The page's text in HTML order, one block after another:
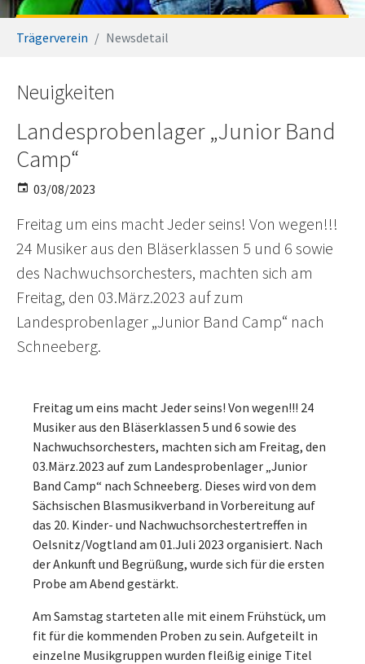
Trägerverein Newsdetail
Neuigkeiten
Landesprobenlager „Junior Band
Camp“
03/08/2023
Freitag um eins macht Jeder seins! Von wegen!!!
24 Musiker aus den Bläserklassen 5 und 6 sowie
des Nachwuchsorchesters, machten sich am
Freitag, den 03.März.2023 auf zum
Landesprobenlager „Junior Band Camp“ nach
Schneeberg.
Freitag um eins macht Jeder seins! Von wegen!!! 24
Musiker aus den Bläserklassen 5 und 6 sowie des
Nachwuchsorchesters, machten sich am Freitag, den
03.März.2023 auf zum Landesprobenlager „Junior
Band Camp“ nach Schneeberg. Dieses wird von dem
Sächsischen Blasmusikverband in Vorbereitung auf
das 20. Kinder- und Nachwuchsorchestertreffen in
Oelsnitz/Vogtland am 01.Juli 2023 organisiert. Nach
der Ankunft und Begrüßung, wurde sich für die ersten
Probe am Abend gestärkt.
Am Samstag starteten alle mit einem Frühstück, um
fit für die kommenden Proben zu sein. Aufgeteilt in
einzelne Musikgruppen wurden fleißig einige Titel